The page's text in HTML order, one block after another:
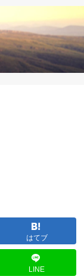
はてブ
LINE